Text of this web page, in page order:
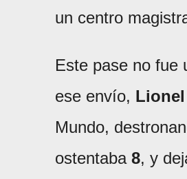
un centro
Este pase no fue
ese envío,
Mundo,
ostentaba 8, y